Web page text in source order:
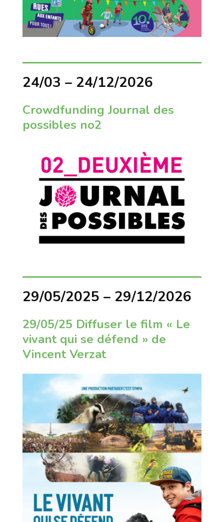
24/03 – 24/12/2026
Crowdfunding Journal des
possibles no2
29/05/2025 – 29/12/2026
29/05/25 Diffuser le film « Le
vivant qui se défend » de
Vincent Verzat